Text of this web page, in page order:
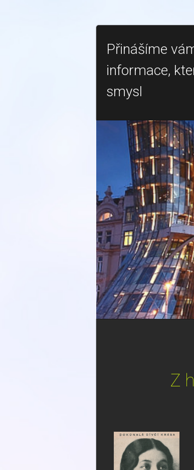
Přinášíme
informace,
smysl
Z